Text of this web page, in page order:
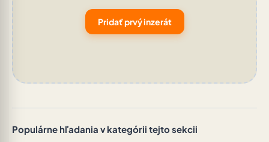
Pridať prvý inzerát
Populárne hľadania v kategórii tejto sekcii